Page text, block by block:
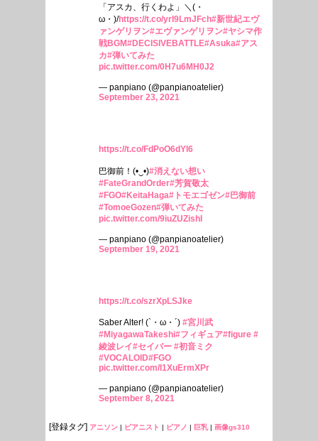
「アスカ、行くわよ」＼(・
ω・)/https://t.co/yrI9LmJFch#新世紀エヴ
ァンゲリヲン#エヴァンゲリヲン#ヤシマ作
戦BGM#DECISIVEBATTLE#Asuka#アス
カ#弾いてみた
pic.twitter.com/0H7u6MH0J2
— panpiano (@panpianoatelier)
September 23, 2021
https://t.co/FdPoO6dYl6
巴御前！(•‿•)#消えない想い
#FateGrandOrder#芳賀敬太
#FGO#KeitaHaga#トモエゴゼン#巴御前
#TomoeGozen#弾いてみた
pic.twitter.com/9iuZUZishI
— panpiano (@panpianoatelier)
September 19, 2021
https://t.co/szrXpLSJke
Saber Alter! (`・ω・´) #宮川武
#MiyagawaTakeshi#フィギュア#figure #
綾波レイ#セイバー #初音ミク
#VOCALOID#FGO
pic.twitter.com/I1XuErmXPr
— panpiano (@panpianoatelier)
September 8, 2021
[登録タグ] アニソン | ピアニスト | ピアノ | 巨乳| 画像gs310